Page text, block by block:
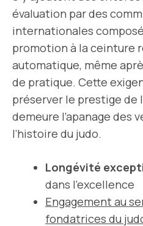
évaluation par des
internationales
promotion à la ceinture
automatique, même
de pratique. Cette
préserver le prestige de
demeure l’apanage des
l’histoire du judo.
Longévité
dans l’excellence
Engagement au
fondatrices du